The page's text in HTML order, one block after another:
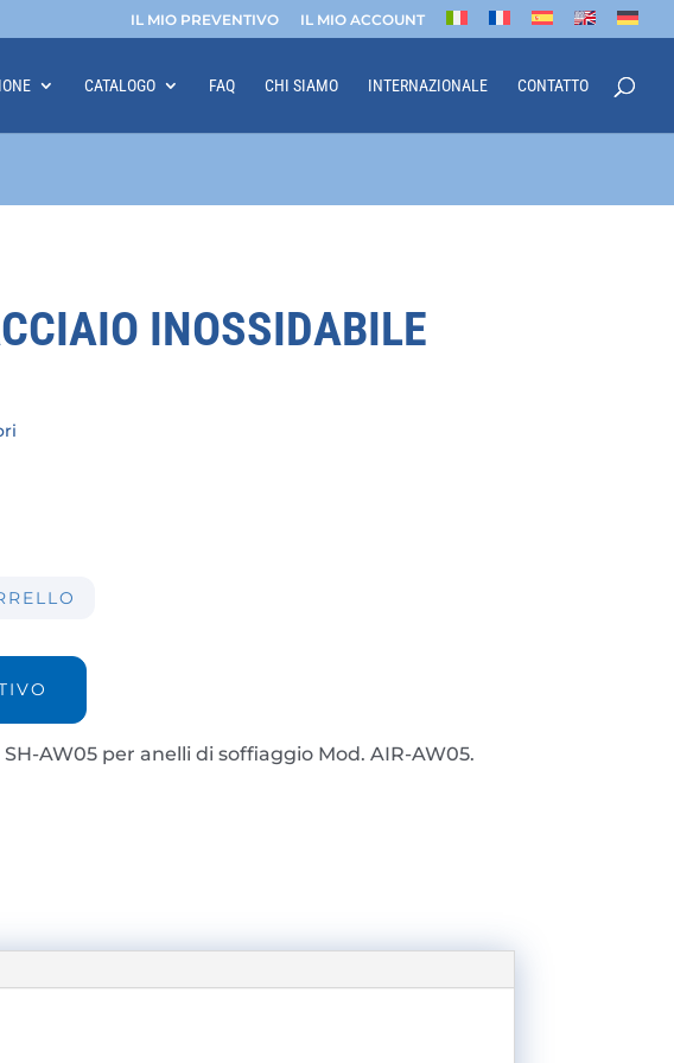
IL MIO PREVENTIVO IL MIO ACCOUNT
CATALOGO FAQ CHI SIAMO INTERNAZIONALE CONTATTO
INOSSIDABILE
AW05 per anelli di soffiaggio Mod. AIR-AW05.